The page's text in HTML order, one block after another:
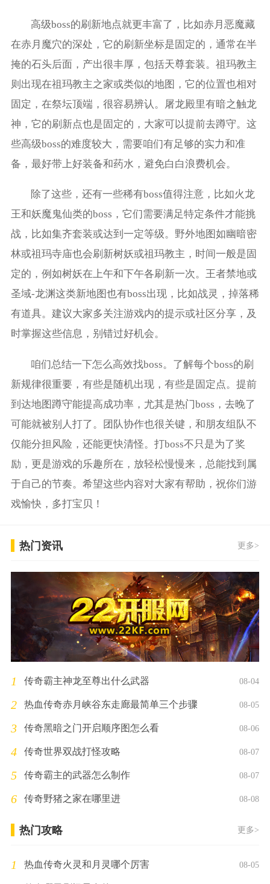
高级boss的刷新地点就更丰富了，比如赤月恶魔藏
在赤月魔穴的深处，它的刷新坐标是固定的，通常在半
掩的石头后面，产出很丰厚，包括天尊套装。祖玛教主
则出现在祖玛教主之家或类似的地图，它的位置也相对
固定，在祭坛顶端，很容易辨认。屠龙殿里有暗之触龙
神，它的刷新点也是固定的，大家可以提前去蹲守。这
些高级boss的难度较大，需要咱们有足够的实力和准
备，最好带上好装备和药水，避免白白浪费机会。
除了这些，还有一些稀有boss值得注意，比如火龙
王和妖魔鬼仙类的boss，它们需要满足特定条件才能挑
战，比如集齐套装或达到一定等级。野外地图如幽暗密
林或祖玛寺庙也会刷新树妖或祖玛教主，时间一般是固
定的，例如树妖在上午和下午各刷新一次。王者禁地或
圣域-龙渊这类新地图也有boss出现，比如战灵，掉落稀
有道具。建议大家多关注游戏内的提示或社区分享，及
时掌握这些信息，别错过好机会。
咱们总结一下怎么高效找boss。了解每个boss的刷
新规律很重要，有些是随机出现，有些是固定点。提前
到达地图蹲守能提高成功率，尤其是热门boss，去晚了
可能就被别人打了。团队协作也很关键，和朋友组队不
仅能分担风险，还能更快清怪。打boss不只是为了奖
励，更是游戏的乐趣所在，放轻松慢慢来，总能找到属
于自己的节奏。希望这些内容对大家有帮助，祝你们游
戏愉快，多打宝贝！
热门资讯 更多>
1 传奇霸主神龙至尊出什么武器 08-04
2 热血传奇赤月峡谷东走廊最简单三个步骤 08-05
3 传奇黑暗之门开启顺序图怎么看 08-06
4 传奇世界双战打怪攻略 08-07
5 传奇霸主的武器怎么制作 08-07
6 传奇野猪之家在哪里进 08-08
热门攻略 更多>
1 热血传奇火灵和月灵哪个厉害 08-05